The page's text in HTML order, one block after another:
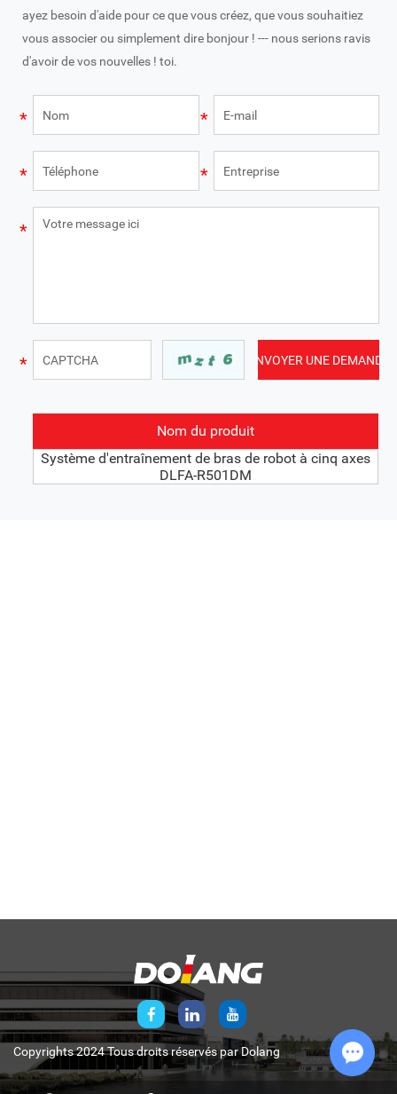
ayez besoin d'aide pour ce que vous créez, que vous souhaitiez
vous associer ou simplement dire bonjour ! --- nous serions ravis
d'avoir de vos nouvelles ! toi.
Nom du produit
Système d'entraînement de bras de robot à cinq axes
DLFA-R501DM
Copyrights 2024 Tous droits réservés par Dolang